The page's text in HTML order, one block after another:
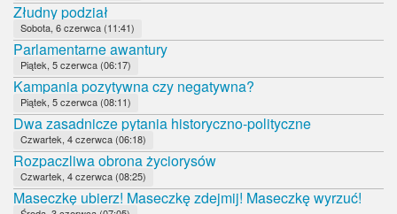
Złudny podział
Sobota, 6 czerwca (11:41)
Parlamentarne awantury
Piątek, 5 czerwca (06:17)
Kampania pozytywna czy negatywna?
Piątek, 5 czerwca (08:11)
Dwa zasadnicze pytania historyczno-polityczne
Czwartek, 4 czerwca (06:18)
Rozpaczliwa obrona życiorysów
Czwartek, 4 czerwca (08:25)
Maseczkę ubierz! Maseczkę zdejmij! Maseczkę wyrzuć!